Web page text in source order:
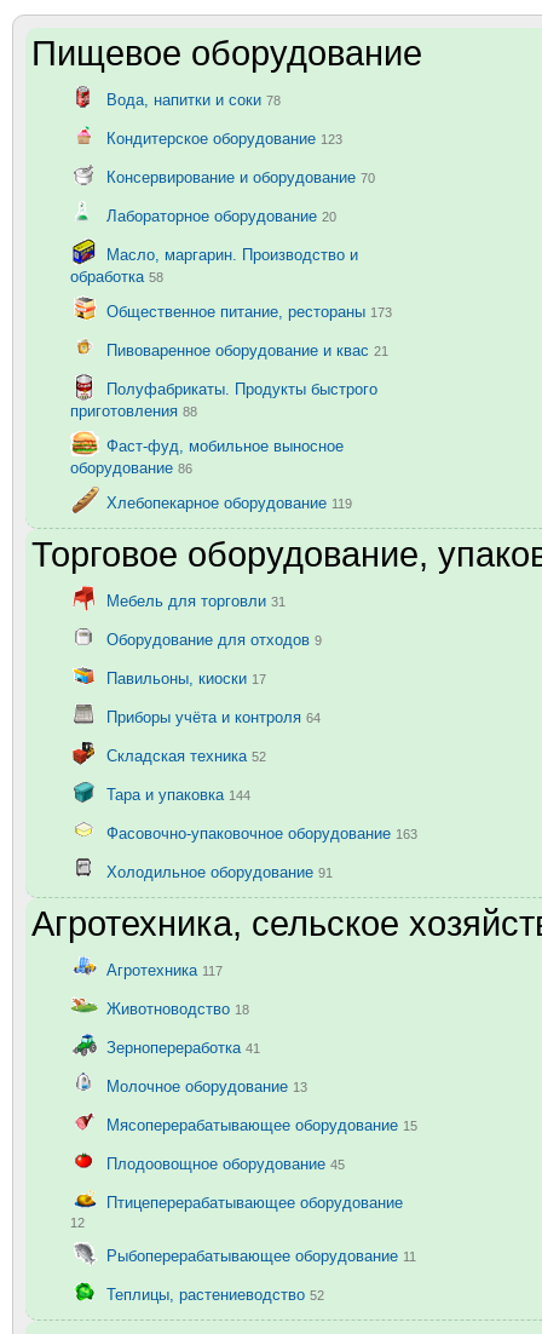
Пищевое оборудование
Вода, напитки и соки 78
Кондитерское оборудование 123
Консервирование и оборудование 70
Лабораторное оборудование 20
Масло, маргарин. Производство и
обработка 58
Общественное питание, рестораны 173
Пивоваренное оборудование и квас 21
Полуфабрикаты. Продукты быстрого
приготовления 88
Фаст-фуд, мобильное выносное
оборудование 86
Хлебопекарное оборудование 119
Торговое оборудование,
Мебель для торговли 31
Оборудование для отходов 9
Павильоны, киоски 17
Приборы учёта и контроля 64
Складская техника 52
Тара и упаковка 144
Фасовочно-упаковочное оборудование 163
Холодильное оборудование 91
Агротехника, сельское
Агротехника 117
Животноводство 18
Зернопереработка 41
Молочное оборудование 13
Мясоперерабатывающее оборудование 15
Плодоовощное оборудование 45
Птицеперерабатывающее оборудование
12
Рыбоперерабатывающее оборудование 11
Теплицы, растениеводство 52